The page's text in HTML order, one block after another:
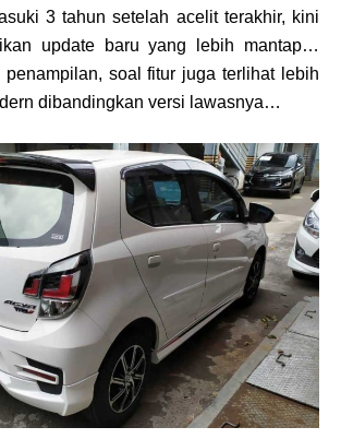
3 tahun setelah acelit terakhir, kini
update baru yang lebih mantap…
soal fitur juga terlihat lebih
dibandingkan versi lawasnya…